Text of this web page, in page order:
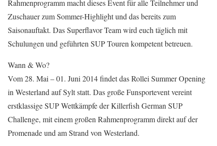
Rahmenprogramm macht dieses Event für alle Teilnehmer und
Zuschauer zum Sommer-Highlight und das bereits zum
Saisonauftakt. Das Superflavor Team wird euch täglich mit
Schulungen und geführten SUP Touren kompetent betreuen.
Wann & Wo?
Vom 28. Mai – 01. Juni 2014 findet das Rollei Summer Opening
in Westerland auf Sylt statt. Das große Funsportevent vereint
erstklassige SUP Wettkämpfe der Killerfish German SUP
Challenge, mit einem großen Rahmenprogramm direkt auf der
Promenade und am Strand von Westerland.